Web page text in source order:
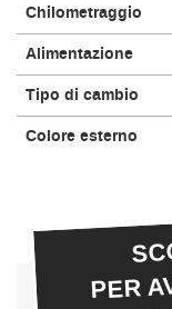
Chilometraggio
Alimentazione
Tipo di cambio
Colore esterno
PER